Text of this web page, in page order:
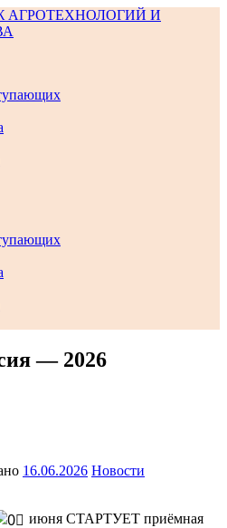
— 2026
16.06.2026 Новости
июня СТАРТУЕТ приёмная